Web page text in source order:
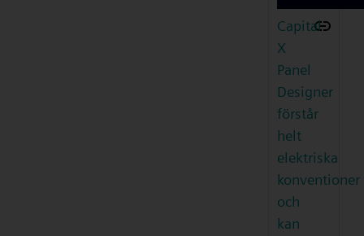
Capital
X
Panel
Designer
förstår
helt
elektriska
konventioner
och
kan